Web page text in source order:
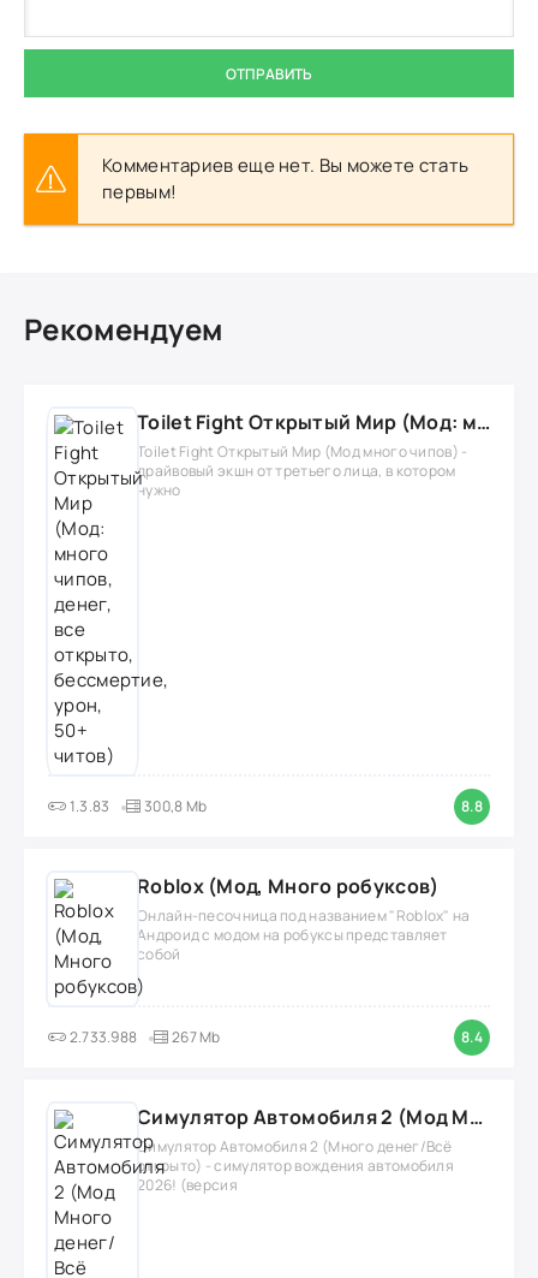
ОТПРАВИТЬ
Комментариев еще нет. Вы можете стать
первым!
Рекомендуем
Toilet Fight Открытый Мир (Мод: много чипов, денег, все открыто, бессмертие, урон, 50+ читов)
Toilet Fight Открытый Мир (Мод много чипов) -
драйвовый экшн от третьего лица, в котором
нужно
1.3.83 300,8 Mb 8.8
Roblox (Мод, Много робуксов)
Онлайн-песочница под названием "Roblox" на
Андроид с модом на робуксы представляет
собой
2.733.988 267 Mb 8.4
Симулятор Автомобиля 2 (Мод Много денег/Всё открыто)
Симулятор Автомобиля 2 (Много денег/Всё
открыто) - симулятор вождения автомобиля
2026! (версия